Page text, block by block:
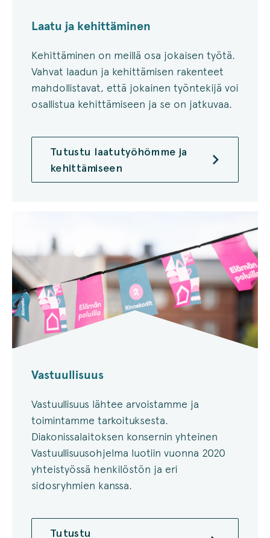
Laatu ja kehittäminen
Kehittäminen on meillä osa jokaisen työtä.
Vahvat laadun ja kehittämisen rakenteet
mahdollistavat, että jokainen työntekijä voi
osallistua kehittämiseen ja se on jatkuvaa.
Tutustu laatutyöhömme ja
kehittämiseen
Vastuullisuus
Vastuullisuus lähtee arvoistamme ja
toimintamme tarkoituksesta.
Diakonissalaitoksen konsernin yhteinen
Vastuullisuusohjelma luotiin vuonna 2020
yhteistyössä henkilöstön ja eri
sidosryhmien kanssa.
Tutustu